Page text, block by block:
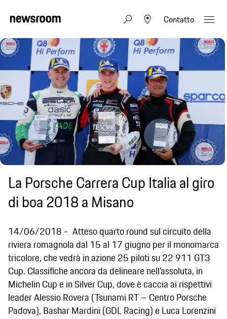
Contatto
La Porsche Carrera Cup Italia al giro
di boa 2018 a Misano
14/06/2018
Atteso quarto round sul circuito della
riviera romagnola dal 15 al 17 giugno per il monomarca
tricolore, che vedrà in azione 25 piloti su 22 911 GT3
Cup. Classifiche ancora da delineare nell'assoluta, in
Michelin Cup e in Silver Cup, dove è caccia ai rispettivi
leader Alessio Rovera (Tsunami RT – Centro Porsche
Padova), Bashar Mardini (GDL Racing) e Luca Lorenzini